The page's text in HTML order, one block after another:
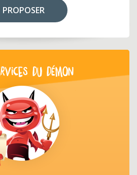
PROPOSER
DU DÉMON